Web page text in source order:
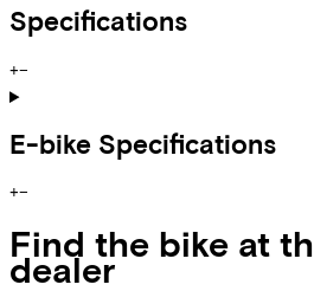
Specifications
+−
E-bike Specifications
+−
Find the bike at
dealer